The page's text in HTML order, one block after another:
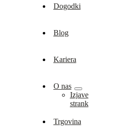
Dogodki
Blog
Kariera
O nas
Izjave
strank
Trgovina